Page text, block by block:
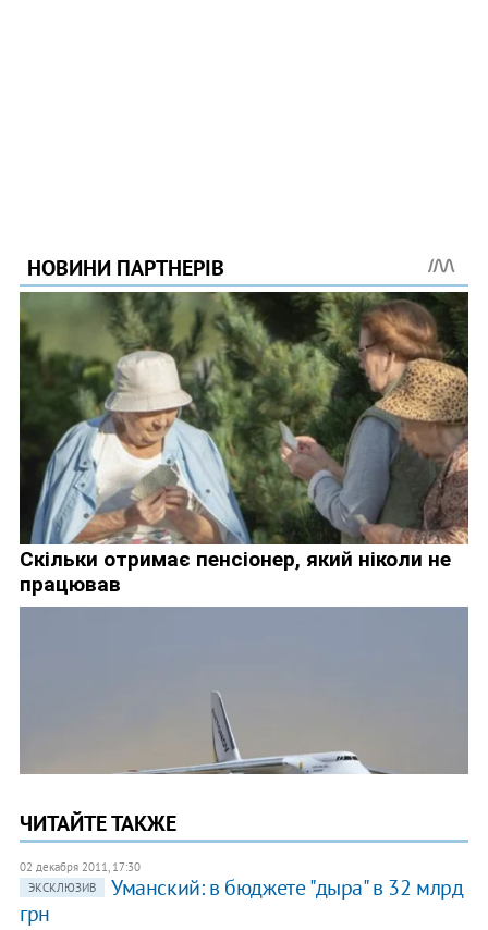
ЧИТАЙТЕ ТАКЖЕ
02 декабря 2011, 17:30
ЭКСКЛЮЗИВ
Уманский: в бюджете "дыра" в 32 млрд
грн